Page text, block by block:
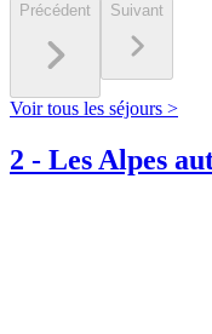
Précédent Suivant
Voir tous les séjours >
2 - Les Alpes